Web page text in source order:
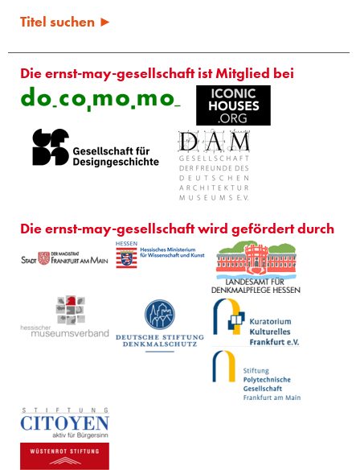
Titel suchen ►
Die ernst-may-gesellschaft ist Mitglied bei
Die ernst-may-gesellschaft wird gefördert durch